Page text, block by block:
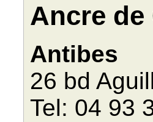
Ancre de
Antibes
26 bd
Tel: 04 93